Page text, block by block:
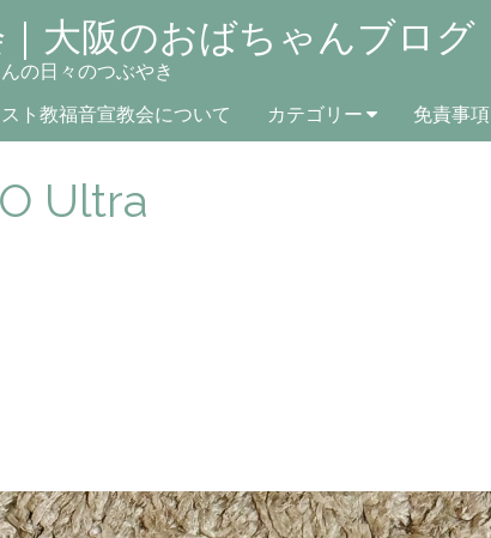
大阪のおばちゃんブログ
の日々のつぶやき
ト教福音宣教会について カテゴリー 免責事項
Ultra